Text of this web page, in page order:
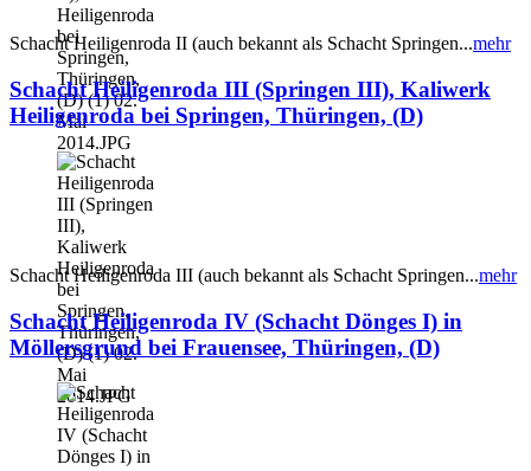
Schacht Heiligenroda II (auch bekannt als Schacht Springen...mehr
Schacht Heiligenroda III (Springen III), Kaliwerk
Heiligenroda bei Springen, Thüringen, (D)
Schacht Heiligenroda III (auch bekannt als Schacht Springen...mehr
Schacht Heiligenroda IV (Schacht Dönges I) in
Möllersgrund bei Frauensee, Thüringen, (D)